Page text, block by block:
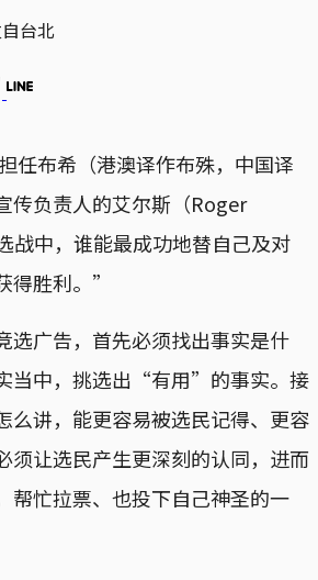
台北
任布希（港澳译作布殊，中国译
传负责人的艾尔斯（Roger
战中，谁能最成功地替自己及对
得胜利。”
选广告，首先必须找出事实是什
当中，挑选出“有用”的事实。接
么讲，能更容易被选民记得、更容
须让选民产生更深刻的认同，进而
帮忙拉票、也投下自己神圣的一